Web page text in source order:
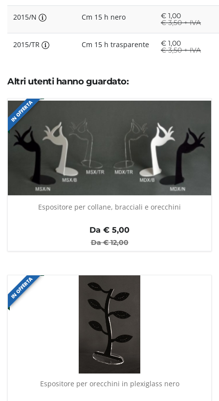
2015/N Cm 15 h nero € 1,00
€3,50 + IVA
2015/TR Cm 15 h trasparente € 1,00
€3,50 + IVA
Altri utenti hanno guardato:
IN OFFERTA
Espositore per collane, bracciali e orecchini
Da € 5,00
Da €12,00
IN OFFERTA
Espositore per orecchini in plexiglass nero